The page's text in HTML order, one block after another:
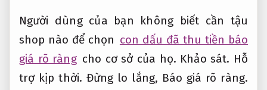
Người dùng của bạn không biết cần tậu
shop nào để chọn con dấu đã thu tiền báo
giá rõ ràng cho cơ sở của họ. Khảo sát. Hỗ
trợ kịp thời. Đừng lo lắng, Báo giá rõ ràng.